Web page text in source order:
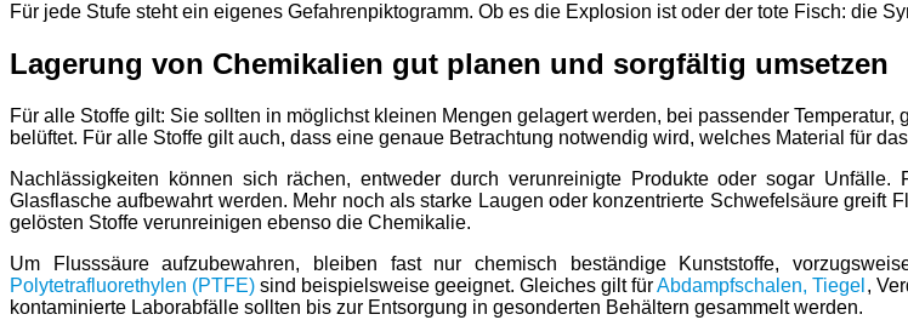
Für jede Stufe steht ein eigenes Gefahrenpiktogramm. Ob es die Explosion ist oder der tote Fisch: die
Lagerung von Chemikalien gut planen und sorgfältig umsetzen
Für alle Stoffe gilt: Sie sollten in möglichst kleinen Mengen gelagert werden, bei passender
belüftet. Für alle Stoffe gilt auch, dass eine genaue Betrachtung notwendig wird, welches Material für
Nachlässigkeiten können sich rächen, entweder durch verunreinigte Produkte oder sogar
Glasflasche aufbewahrt werden. Mehr noch als starke Laugen oder konzentrierte Schwefelsäure
gelösten Stoffe verunreinigen ebenso die Chemikalie.
Um Flusssäure aufzubewahren, bleiben fast nur chemisch beständige Kunststoffe,
Polytetrafluorethylen (PTFE) sind beispielsweise geeignet. Gleiches gilt fürAbdampfschalen, Tiegel ,
kontaminierte Laborabfälle sollten bis zur Entsorgung in gesonderten Behältern gesammelt werden.